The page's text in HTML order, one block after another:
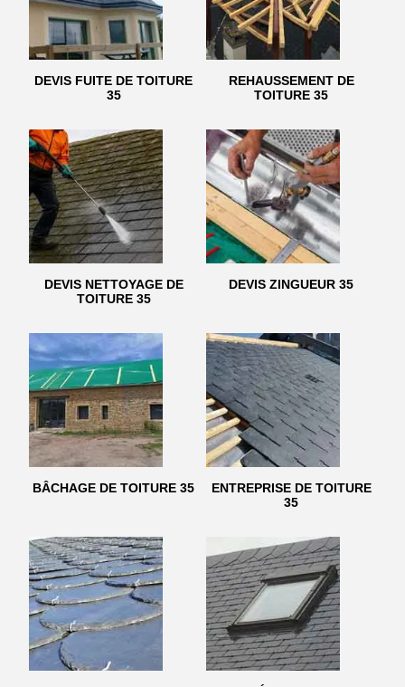
DEVIS FUITE DE TOITURE
35
REHAUSSEMENT DE
TOITURE 35
DEVIS NETTOYAGE DE
TOITURE 35
DEVIS ZINGUEUR 35
BÂCHAGE DE TOITURE 35
ENTREPRISE DE TOITURE
35